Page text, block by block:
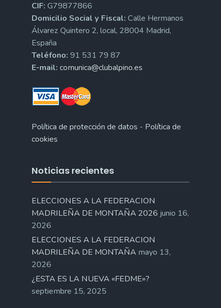
CIF: G79877866
Domicilio Social y Fiscal: Calle Hermanos
Álvarez Quintero 2, local, 28004 Madrid,
España
Teléfono: 91 531 79 87
E-mail: comunica@clubalpino.es
Política de protección de datos - Política de
cookies
Noticias recientes
ELECCIONES A LA FEDERACION
MADRILEÑA DE MONTAÑA 2026 junio 16,
2026
ELECCIONES A LA FEDERACION
MADRILEÑA DE MONTAÑA mayo 13,
2026
¿ESTA ES LA NUEVA «FEDME»?
septiembre 15, 2025